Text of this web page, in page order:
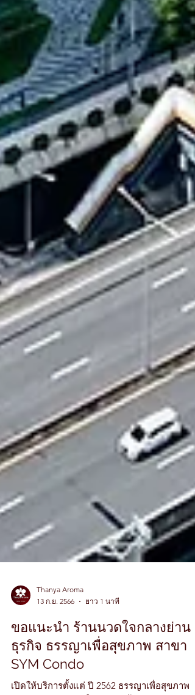
Thanya Aroma
13 ก.ย. 2566
ยาว 1 นาที
ขอแนะนำ ร้านนวดใจกลางย่าน
ธุรกิจ ธรรญาเพื่อสุขภาพ สาขา